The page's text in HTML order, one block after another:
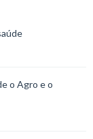
o Agro e o